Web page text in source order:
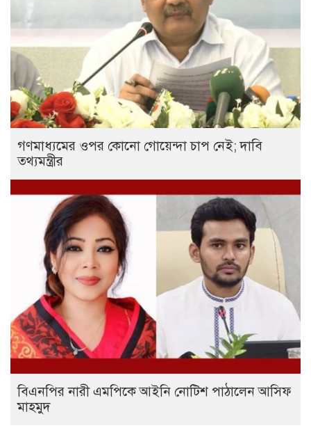
গণমাধ্যমের ওপর কোনো গোয়েন্দা চাপ নেই; দাবি
তথ্যমন্ত্রীর
বিএনপির নারী এমপিকে আইনি নোটিশ পাঠালেন আসিফ
মাহমুদ